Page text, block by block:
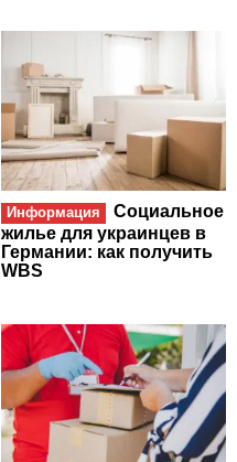
Информация
Социальное
жилье для украинцев в
Германии: как получить
WBS